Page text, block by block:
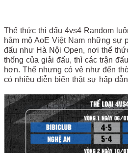
Thể thức thi đấu 4vs4 Random
hâm mộ AoE Việt Nam những sự
đấu như Hà Nội Open, nơi thể
thống của giải đấu, thì các trận
hơn. Thế nhưng có vẻ như đến
có nhiều diễn biến thật sự hấp